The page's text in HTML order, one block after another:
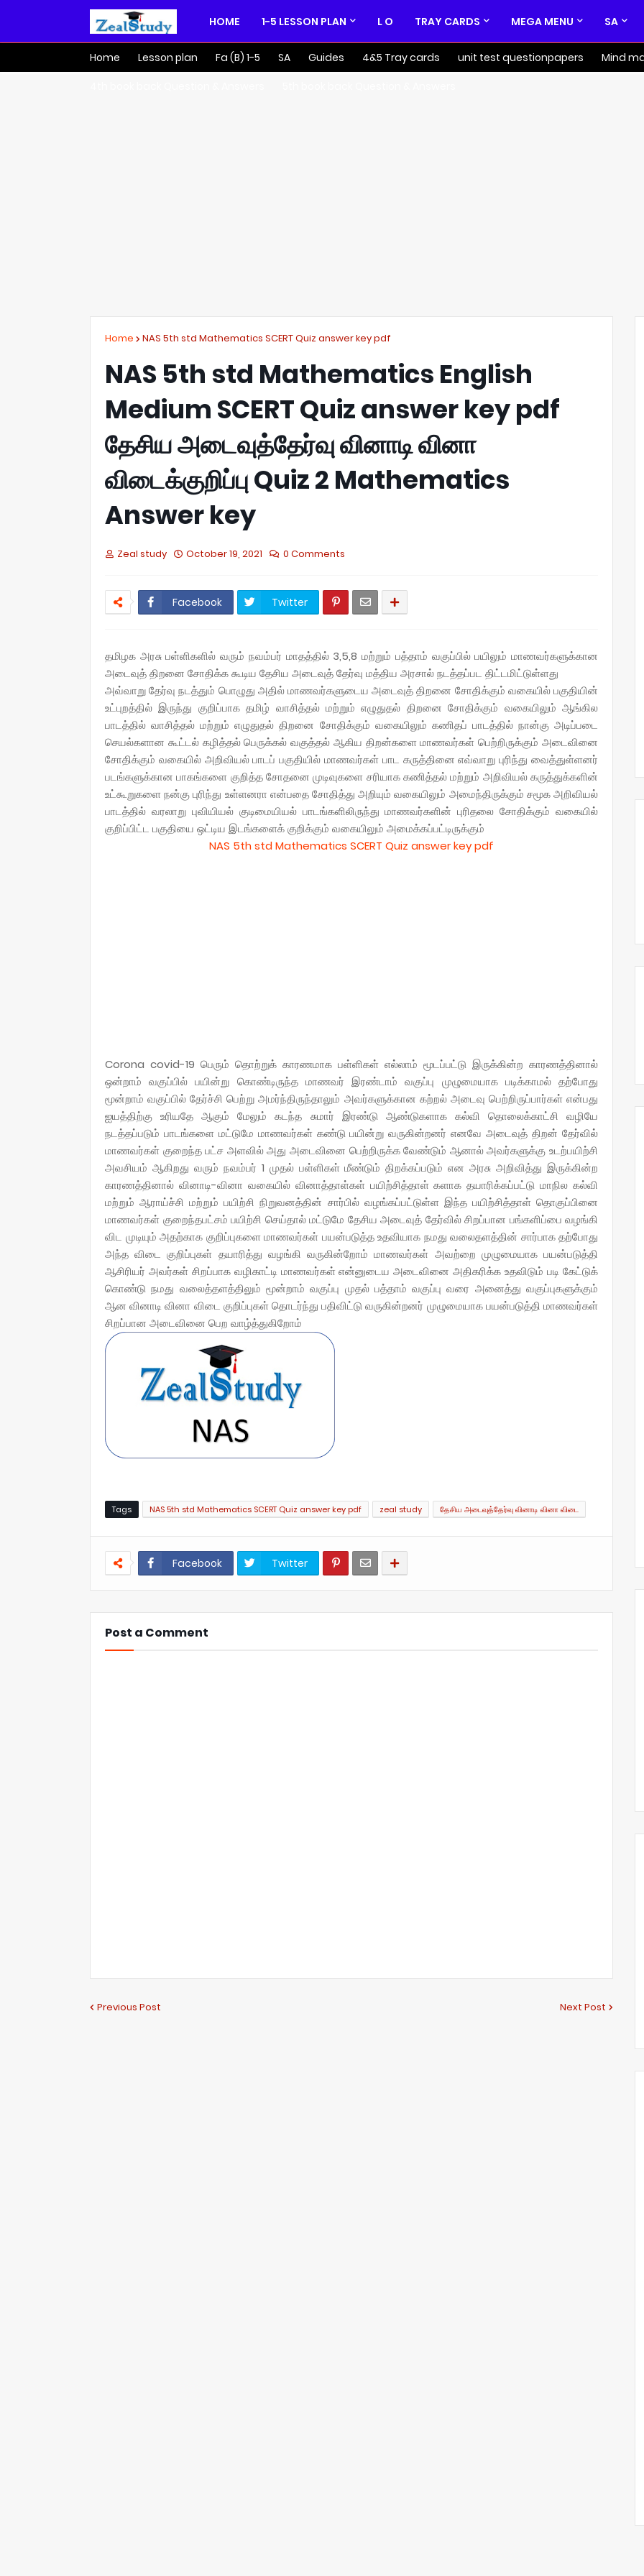
HOME 1-5 LESSON PLAN L O TRAY CARDS MEGA MENU SA
Home Lesson plan Fa (B) 1-5 SA Guides 4&5 Tray cards unit test questionpapers Mind
Home NAS 5th std Mathematics SCERT Quiz answer key pdf
NAS 5th std Mathematics English
Medium SCERT Quiz answer key pdf
தேசிய அடைவுத்தேர்வு வினாடி வினா
விடைக்குறிப்பு Quiz 2 Mathematics
Answer key
Zeal study October 19, 2021 0 Comments
Facebook Twitter
தமிழக அரசு பள்ளிகளில் வரும் நவம்பர் மாதத்தில் 3,5,8 மற்றும் பத்தாம் வகுப்பில் பயிலும் மாணவர்களுக்கான
அடைவுத் திறனை சோதிக்க கூடிய தேசிய அடைவுத் தேர்வு மத்திய அரசால் நடத்தப்பட திட்டமிட்டுள்ளது
அவ்வாறு தேர்வு நடத்தும் பொழுது அதில் மாணவர்களுடைய அடைவுத் திறனை சோதிக்கும் வகையில் பகுதியின்
உட்புறத்தில் இருந்து குறிப்பாக தமிழ் வாசித்தல் மற்றும் எழுதுதல் திறனை சோதிக்கும் வகையிலும் ஆங்கில
பாடத்தில் வாசித்தல் மற்றும் எழுதுதல் திறனை சோதிக்கும் வகையிலும் கணிதப் பாடத்தில் நான்கு அடிப்படை
செயல்களான கூட்டல் கழித்தல் பெருக்கல் வகுத்தல் ஆகிய திறன்களை மாணவர்கள் பெற்றிருக்கும் அடைவினை
சோதிக்கும் வகையில் அறிவியல் பாடப் பகுதியில் மாணவர்கள் பாட கருத்தினை எவ்வாறு புரிந்து வைத்துள்ளனர்
படங்களுக்கான பாகங்களை குறித்த சோதனை முடிவுகளை சரியாக கணித்தல் மற்றும் அறிவியல் கருத்துக்களின்
உட்கூறுகளை நன்கு புரிந்து உள்ளனரா என்பதை சோதித்து அறியும் வகையிலும் அமைந்திருக்கும் சமூக அறிவியல்
பாடத்தில் வரலாறு புவியியல் குடிமையியல் பாடங்களிலிருந்து மாணவர்களின் புரிதலை சோதிக்கும் வகையில்
குறிப்பிட்ட பகுதியை ஒட்டிய இடங்களைக் குறிக்கும் வகையிலும் அமைக்கப்பட்டிருக்கும்
NAS 5th std Mathematics SCERT Quiz answer key pdf
Corona covid-19 பெரும் தொற்றுக் காரணமாக பள்ளிகள் எல்லாம் மூடப்பட்டு இருக்கின்ற காரணத்தினால்
ஒன்றாம் வகுப்பில் பயின்று கொண்டிருந்த மாணவர் இரண்டாம் வகுப்பு முழுமையாக படிக்காமல் தற்போது
மூன்றாம் வகுப்பில் தேர்ச்சி பெற்று அமர்ந்திருந்தாலும் அவர்களுக்கான கற்றல் அடைவு பெற்றிருப்பார்கள் என்பது
ஐயத்திற்கு உரியதே ஆகும் மேலும் கடந்த சுமார் இரண்டு ஆண்டுகளாக கல்வி தொலைக்காட்சி வழியே
நடத்தப்படும் பாடங்களை மட்டுமே மாணவர்கள் கண்டு பயின்று வருகின்றனர் எனவே அடைவுத் திறன் தேர்வில்
மாணவர்கள் குறைந்த பட்ச அளவில் அது அடைவினை பெற்றிருக்க வேண்டும் ஆனால் அவர்களுக்கு உடற்பயிற்சி
அவசியம் ஆகிறது வரும் நவம்பர் 1 முதல் பள்ளிகள் மீண்டும் திறக்கப்படும் என அரசு அறிவித்து இருக்கின்ற
காரணத்தினால் வினாடி-வினா வகையில் வினாத்தாள்கள் பயிற்சித்தாள் களாக தயாரிக்கப்பட்டு மாநில கல்வி
மற்றும் ஆராய்ச்சி மற்றும் பயிற்சி நிறுவனத்தின் சார்பில் வழங்கப்பட்டுள்ள இந்த பயிற்சித்தாள் தொகுப்பினை
மாணவர்கள் குறைந்தபட்சம் பயிற்சி செய்தால் மட்டுமே தேசிய அடைவுத் தேர்வில் சிறப்பான பங்களிப்பை வழங்கி
விட முடியும் அதற்காக குறிப்புகளை மாணவர்கள் பயன்படுத்த உதவியாக நமது வலைதளத்தின் சார்பாக தற்போது
அந்த விடை குறிப்புகள் தயாரித்து வழங்கி வருகின்றோம் மாணவர்கள் அவற்றை முழுமையாக பயன்படுத்தி
ஆசிரியர் அவர்கள் சிறப்பாக வழிகாட்டி மாணவர்கள் என்னுடைய அடைவினை அதிகரிக்க உதவிடும் படி கேட்டுக்
கொண்டு நமது வலைத்தளத்திலும் மூன்றாம் வகுப்பு முதல் பத்தாம் வகுப்பு வரை அனைத்து வகுப்புகளுக்கும்
ஆன வினாடி வினா விடை குறிப்புகள் தொடர்ந்து பதிவிட்டு வருகின்றனர் முழுமையாக பயன்படுத்தி மாணவர்கள்
சிறப்பான அடைவினை பெற வாழ்த்துகிறோம்
Tags NAS 5th std Mathematics SCERT Quiz answer key pdf zeal study தேசிய அடைவுத்தேர்வு வினாடி வினா விடை
Facebook Twitter
Post a Comment
Previous Post Next Post